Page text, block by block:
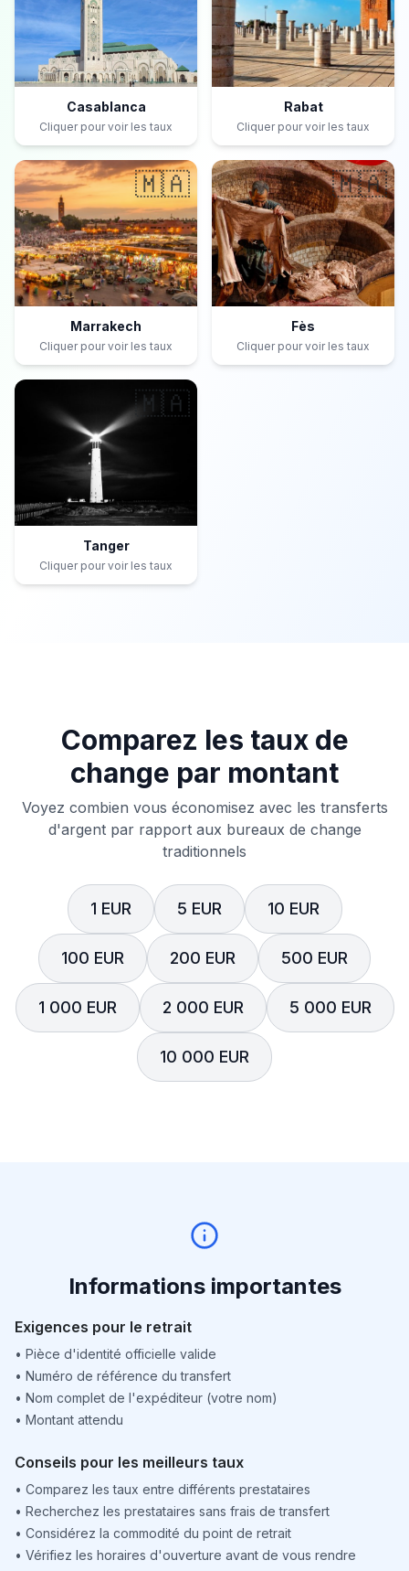
Casablanca
Cliquer pour voir les taux
Rabat
Cliquer pour voir les taux
🇲🇦
Marrakech
Cliquer pour voir les taux
🇲🇦
Fès
Cliquer pour voir les taux
🇲🇦
Tanger
Cliquer pour voir les taux
Comparez les taux de
change par montant
Voyez combien vous économisez avec les transferts
d'argent par rapport aux bureaux de change
traditionnels
1 EUR 5 EUR 10 EUR
100 EUR 200 EUR 500 EUR
1 000 EUR 2 000 EUR 5 000 EUR
10 000 EUR
Informations importantes
Exigences pour le retrait
• Pièce d'identité officielle valide
• Numéro de référence du transfert
• Nom complet de l'expéditeur (votre nom)
• Montant attendu
Conseils pour les meilleurs taux
• Comparez les taux entre différents prestataires
• Recherchez les prestataires sans frais de transfert
• Considérez la commodité du point de retrait
• Vérifiez les horaires d'ouverture avant de vous rendre